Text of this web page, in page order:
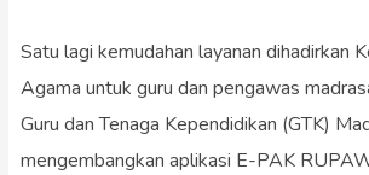
Satu lagi kemudahan layanan dihadirkan
Agama untuk guru dan pengawas
Guru dan Tenaga Kependidikan (GTK)
mengembangkan aplikasi E-PAK